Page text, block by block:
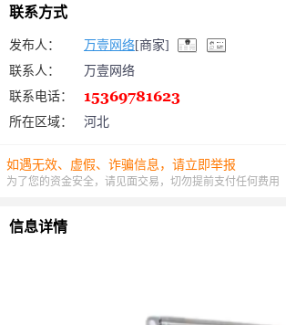
联系方式
发布人： 万壹网络[商家]
联系人：
万壹网络
联系电话：
所在区域：
河北
如遇无效、虚假、诈骗信息，请立即举报
为了您的资金安全，请见面交易，切勿提前支付任何费用
信息详情